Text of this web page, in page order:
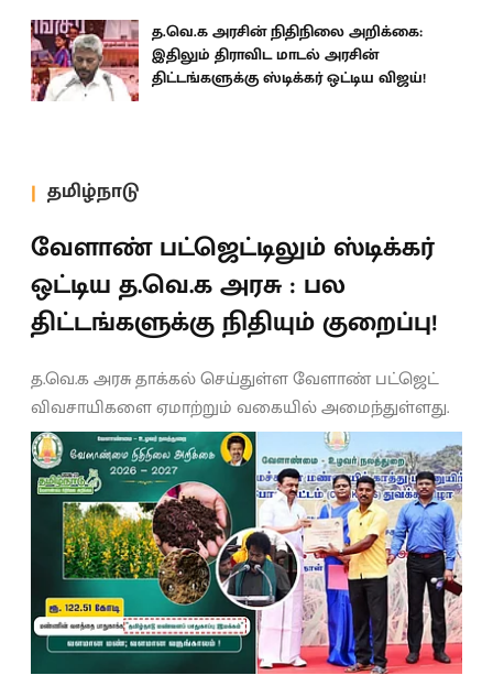
த.வெ.க அரசின் நிதிநிலை அறிக்கை:
இதிலும் திராவிட மாடல் அரசின்
திட்டங்களுக்கு ஸ்டிக்கர் ஒட்டிய விஜய்!
தமிழ்நாடு
வேளாண் பட்ஜெட்டிலும் ஸ்டிக்கர்
ஒட்டிய த.வெ.க அரசு : பல
திட்டங்களுக்கு நிதியும் குறைப்பு!
த.வெ.க அரசு தாக்கல் செய்துள்ள வேளாண் பட்ஜெட்
விவசாயிகளை ஏமாற்றும் வகையில் அமைந்துள்ளது.